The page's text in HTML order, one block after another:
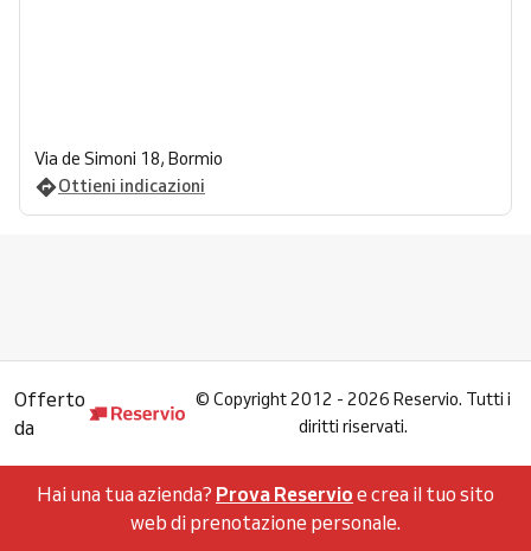
Via de Simoni 18, Bormio
Ottieni indicazioni
Offerto
da
© Copyright 2012 - 2026 Reservio. Tutti i
diritti riservati.
Hai una tua azienda? Prova Reservio e crea il tuo sito
web di prenotazione personale.